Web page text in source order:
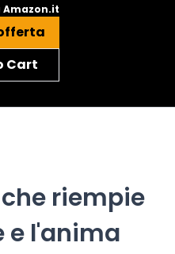
Amazon.it
Cart
riempie
e l'anima